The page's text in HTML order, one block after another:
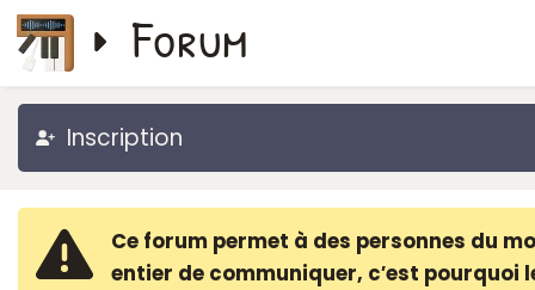
Forum
Inscription
Ce forum permet à des personnes du
entier de communiquer, c′est pourquoi